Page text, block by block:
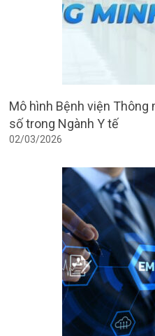
Mô hình Bệnh viện
số trong Ngành Y tế
02/03/2026